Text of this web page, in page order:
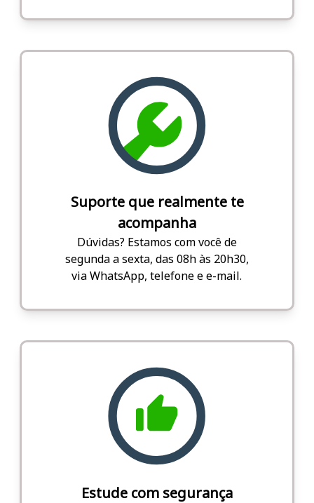
Suporte que realmente te
acompanha
Dúvidas? Estamos com você de
segunda a sexta, das 08h às 20h30,
via WhatsApp, telefone e e-mail.
Estude com segurança